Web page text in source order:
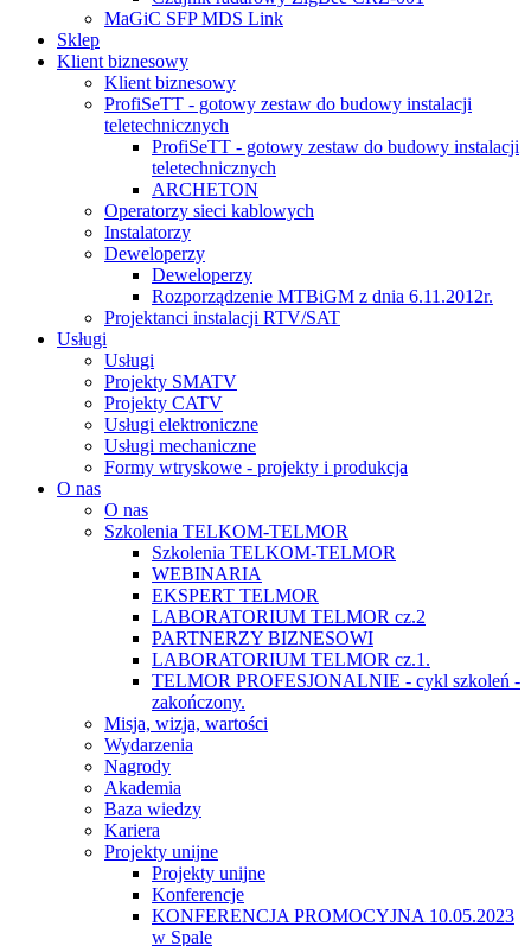
MaGiC SFP MDS Link
Sklep
Klient biznesowy
Klient biznesowy
ProfiSeTT - gotowy zestaw do budowy instalacji
teletechnicznych
ProfiSeTT - gotowy zestaw do budowy instalacji
teletechnicznych
ARCHETON
Operatorzy sieci kablowych
Instalatorzy
Deweloperzy
Deweloperzy
Rozporządzenie MTBiGM z dnia 6.11.2012r.
Projektanci instalacji RTV/SAT
Usługi
Usługi
Projekty SMATV
Projekty CATV
Usługi elektroniczne
Usługi mechaniczne
Formy wtryskowe - projekty i produkcja
O nas
O nas
Szkolenia TELKOM-TELMOR
Szkolenia TELKOM-TELMOR
WEBINARIA
EKSPERT TELMOR
LABORATORIUM TELMOR cz.2
PARTNERZY BIZNESOWI
LABORATORIUM TELMOR cz.1.
TELMOR PROFESJONALNIE - cykl szkoleń -
zakończony.
Misja, wizja, wartości
Wydarzenia
Nagrody
Akademia
Baza wiedzy
Kariera
Projekty unijne
Projekty unijne
Konferencje
KONFERENCJA PROMOCYJNA 10.05.2023
w Spale